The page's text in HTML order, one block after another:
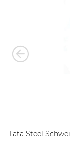
Tata Steel